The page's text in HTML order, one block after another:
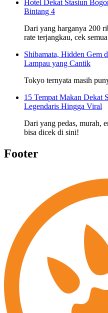
Hotel Dekat Stasiun
Bintang 4
Dari yang harganya 200
rate terjangkau, cek
Shibamata, Hidden Gem
Lampau yang Cantik
Tokyo ternyata masih
15 Tempat Makan Dekat
Legendaris Hingga Viral
Dari yang pedas, murah,
bisa dicek di sini!
Footer